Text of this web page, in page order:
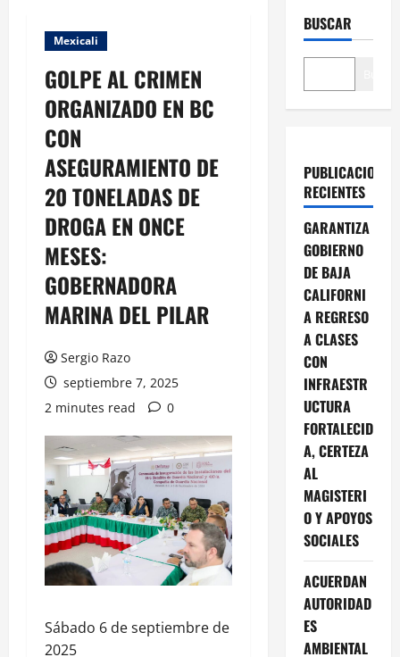
Mexicali
GOLPE AL CRIMEN
ORGANIZADO EN BC
CON
ASEGURAMIENTO DE
20 TONELADAS DE
DROGA EN ONCE
MESES:
GOBERNADORA
MARINA DEL PILAR
Sergio Razo
septiembre 7, 2025
2 minutes read
0
Sábado 6 de septiembre de
2025
BUSCAR
PUBLICACIONES
RECIENTES
GARANTIZA
GOBIERNO
DE BAJA
CALIFORNI
A REGRESO
A CLASES
CON
INFRAESTR
UCTURA
FORTALECID
A, CERTEZA
AL
MAGISTERI
O Y APOYOS
SOCIALES
ACUERDAN
AUTORIDAD
ES
AMBIENTAL